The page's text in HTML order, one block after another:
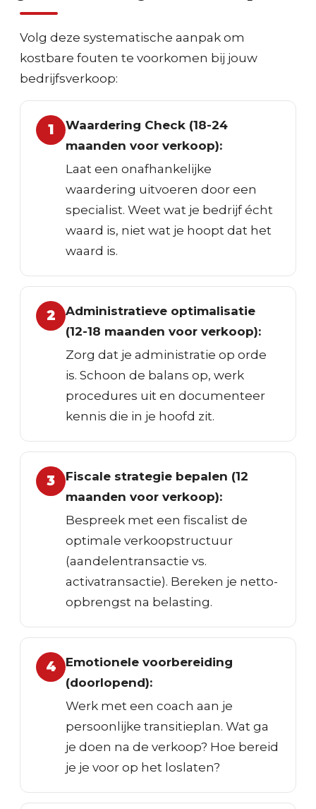
Volg deze systematische aanpak om
kostbare fouten te voorkomen bij jouw
bedrijfsverkoop:
1
Waardering Check (18-24
maanden voor verkoop):
Laat een onafhankelijke
waardering uitvoeren door een
specialist. Weet wat je bedrijf écht
waard is, niet wat je hoopt dat het
waard is.
2
Administratieve optimalisatie
(12-18 maanden voor verkoop):
Zorg dat je administratie op orde
is. Schoon de balans op, werk
procedures uit en documenteer
kennis die in je hoofd zit.
3
Fiscale strategie bepalen (12
maanden voor verkoop):
Bespreek met een fiscalist de
optimale verkoopstructuur
(aandelentransactie vs.
activatransactie). Bereken je netto-
opbrengst na belasting.
4
Emotionele voorbereiding
(doorlopend):
Werk met een coach aan je
persoonlijke transitieplan. Wat ga
je doen na de verkoop? Hoe bereid
je je voor op het loslaten?